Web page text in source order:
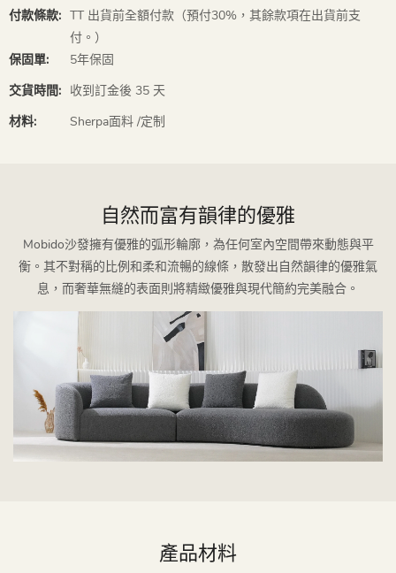
付款條款: TT 出貨前全額付款（預付30%，其餘款項在出貨前支
付。）
保固單:
5年保固
交貨時間: 收到訂金後 3​​5 天
材料:
Sherpa面料 /定制
自然而富有韻律的優雅
Mobido沙發擁有優雅的弧形輪廓，為任何室內空間帶來動態與平
衡。其不對稱的比例和柔和流暢的線條，散發出自然韻律的優雅氣
息，而奢華無縫的表面則將精緻優雅與現代簡約完美融合。
產品材料